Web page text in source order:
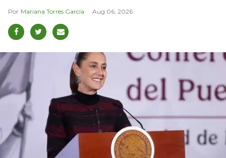
Mariana Torres García Aug 06, 2026